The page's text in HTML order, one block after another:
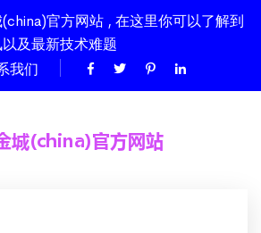
官方网站 , 在这里你可以了解到
及最新技术难题
我们